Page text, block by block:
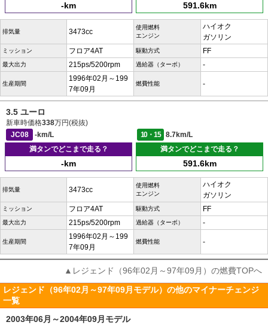
-km 591.6km
排気量 3473cc
使用燃料
エンジン
ハイオク
ガソリン
ミッション フロア4AT 駆動方式 FF
最大出力 215ps/5200rpm 過給器（ターボ） -
生産期間
1996年02月～199
7年09月
燃費性能 -
3.5 ユーロ
新車時価格338万円(税抜)
JC08
-km/L 10・15
8.7km/L
満タンでどこまで走る？
-km
満タンでどこまで走る？
591.6km
排気量 3473cc
使用燃料
エンジン
ハイオク
ガソリン
ミッション フロア4AT 駆動方式 FF
最大出力 215ps/5200rpm 過給器（ターボ） -
生産期間
1996年02月～199
7年09月
燃費性能 -
▲レジェンド（96年02月～97年09月）の燃費TOPへ
レジェンド（96年02月～97年09月モデル）の他のマイナーチェンジ
一覧
2003年06月～2004年09月モデル